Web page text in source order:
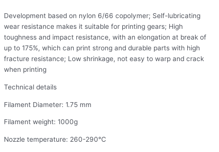
Development based on nylon 6/66 copolymer; Self-lubricating
wear resistance makes it suitable for printing gears; High
toughness and impact resistance, with an elongation at break of
up to 175%, which can print strong and durable parts with high
fracture resistance; Low shrinkage, not easy to warp and crack
when printing
Technical details
Filament Diameter: 1.75 mm
Filament weight: 1000g
Nozzle temperature: 260-290°C